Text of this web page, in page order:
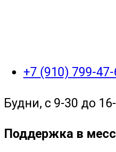
+7 (910) 799-47-
Будни, с 9-30 до
Поддержка в